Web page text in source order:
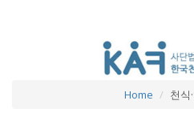
Home
천식